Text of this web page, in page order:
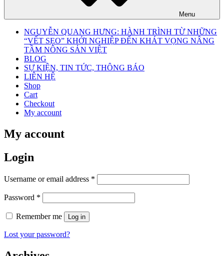
Menu
NGUYỄN QUANG HƯNG: HÀNH TRÌNH TỪ NHỮNG
“VẾT SẸO” KHỞI NGHIỆP ĐẾN KHÁT VỌNG NÂNG
TẦM NÔNG SẢN VIỆT
BLOG
SỰ KIỆN, TIN TỨC, THÔNG BÁO
LIÊN HỆ
Shop
Cart
Checkout
My account
My account
Login
Username or email address *
Password *
Remember me Log in
Lost your password?